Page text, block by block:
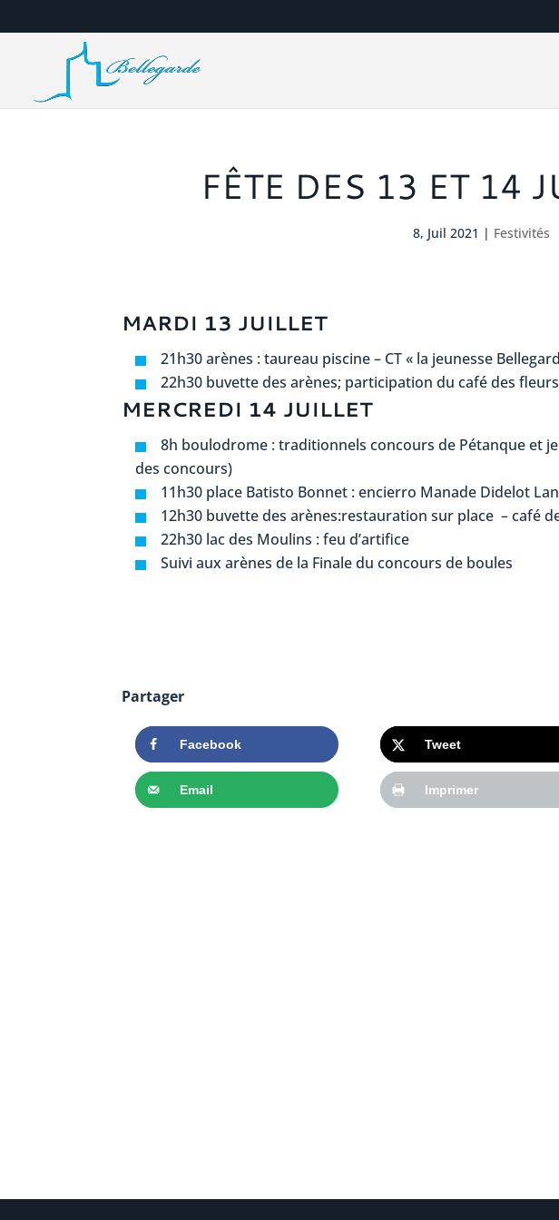
FÊTE DES 13 ET 14
8, Juil 2021 | Festivités
MARDI 13 JUILLET
21h30 arènes : taureau piscine – CT « la jeunesse
22h30 buvette des arènes; participation du café des fleurs
MERCREDI 14 JUILLET
8h boulodrome : traditionnels concours de Pétanque et
des concours)
11h30 place Batisto Bonnet : encierro Manade Didelot
12h30 buvette des arènes:restauration sur place – café
22h30 lac des Moulins : feu d’artifice
Suivi aux arènes de la Finale du concours de boules
Partager
Facebook Tweet
Email Imprimer